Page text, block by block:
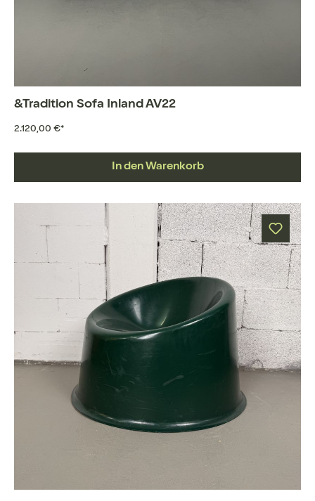
&Tradition Sofa Inland AV22
2.120,00 €*
In den Warenkorb